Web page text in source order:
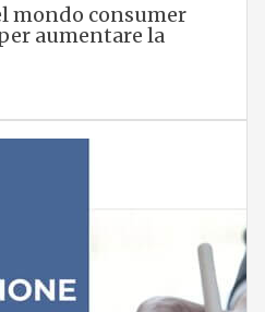
mondo consumer
aumentare la